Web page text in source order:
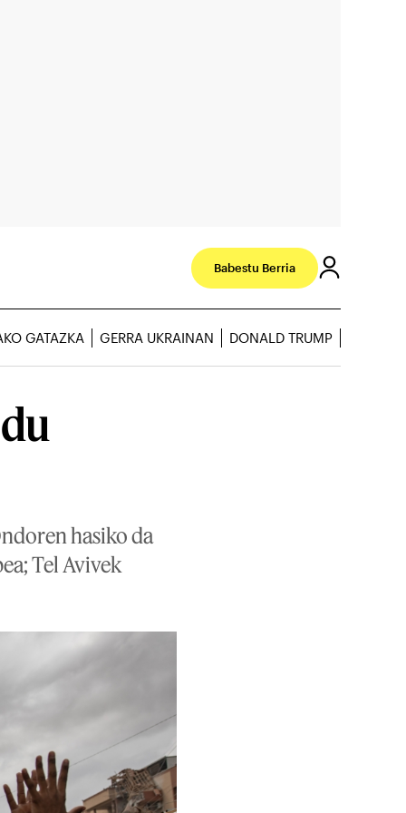
Babestu Berria
GATAZKA GERRA UKRAINAN DONALD TRUMP
hasiko da
Tel Avivek